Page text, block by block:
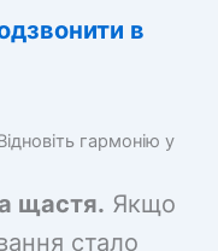
в
гармонію у
щастя. Якщо
стало